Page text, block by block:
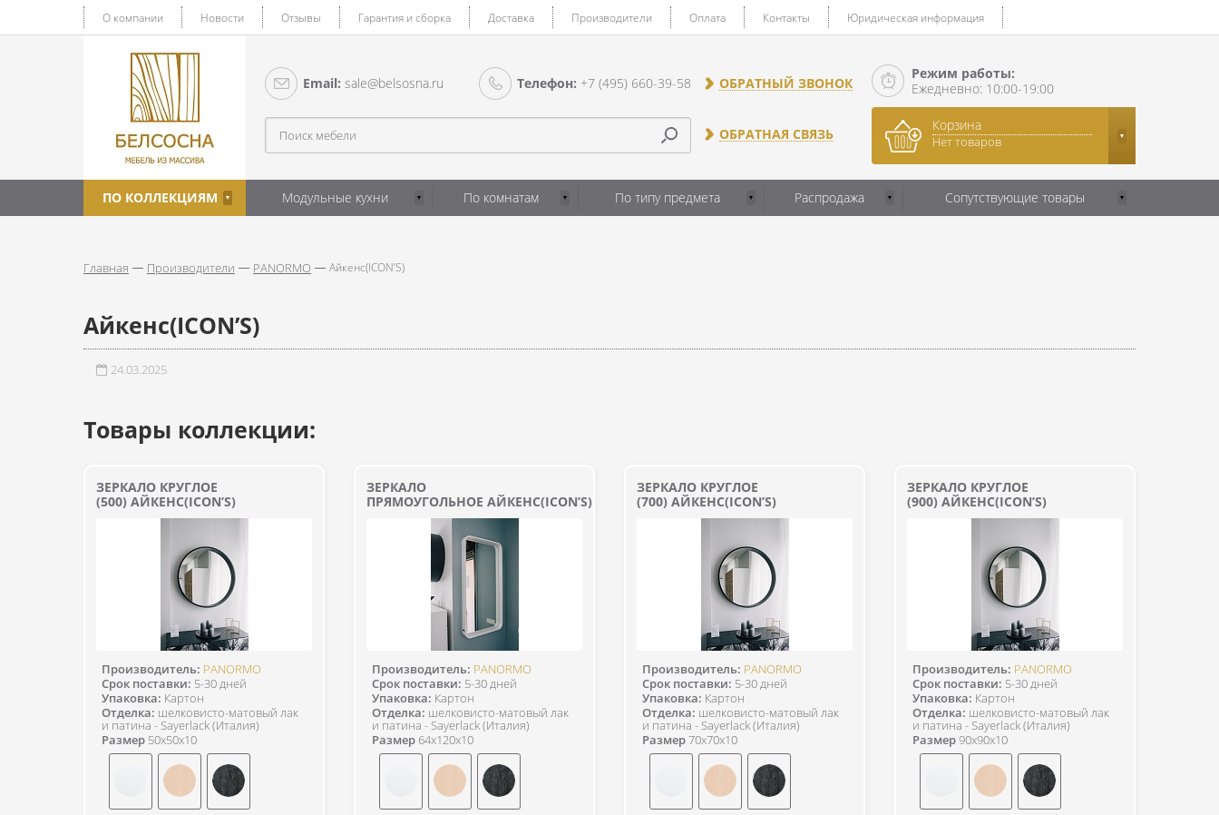
О компании Новости Отзывы Гарантия и сборка Доставка Производители Оплата Контакты Юридическая информация
Email: sale@belsosna.ru Телефон: +7 (495) 660-39-58 ОБРАТНЫЙ ЗВОНОК
ОБРАТНАЯ СВЯЗЬ
Режим работы:
Ежедневно: 10:00-19:00
Корзина
Нет товаров
ПО КОЛЛЕКЦИЯМ Модульные кухни По комнатам По типу предмета Распродажа Сопутствующие товары
Главная Производители PANORMO Айкенс(ICON’S)
Айкенс(ICON’S)
24.03.2025
Товары коллекции:
ЗЕРКАЛО КРУГЛОЕ
(500) АЙКЕНС(ICON’S)
Производитель: PANORMO
Срок поставки: 5-30 дней
Упаковка: Картон
Отделка: шелковисто-матовый лак
и патина - Sayerlack (Италия)
Размер 50x50x10
ЗЕРКАЛО
ПРЯМОУГОЛЬНОЕ АЙКЕНС(ICON’S)
Производитель: PANORMO
Срок поставки: 5-30 дней
Упаковка: Картон
Отделка: шелковисто-матовый лак
и патина - Sayerlack (Италия)
Размер 64x120x10
ЗЕРКАЛО КРУГЛОЕ
(700) АЙКЕНС(ICON’S)
Производитель: PANORMO
Срок поставки: 5-30 дней
Упаковка: Картон
Отделка: шелковисто-матовый лак
и патина - Sayerlack (Италия)
Размер70x70x10
ЗЕРКАЛО КРУГЛОЕ
(900) АЙКЕНС(ICON’S)
Производитель: PANORMO
Срок поставки: 5-30 дней
Упаковка: Картон
Отделка: шелковисто-матовый лак
и патина - Sayerlack (Италия)
Размер90x90x10